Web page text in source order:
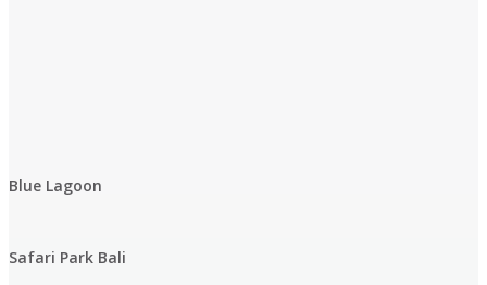
Blue Lagoon
Safari Park Bali